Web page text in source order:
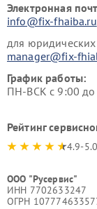
Электронная
info@fix-fhaiba.ru
для
manager@fix-
График работы:
ПН-ВСК с 9:00
Рейтинг
4.9-5.0
ООО "Русервис"
ИНН 7702633247
ОГРН